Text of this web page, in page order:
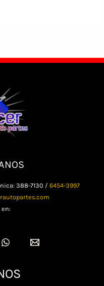
388-7130 / 6454-3997
en: